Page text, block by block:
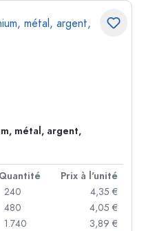
métal, argent,
Quantité
Prix à l'unité
240
4,35 €
480
4,05 €
1.740
3,89 €